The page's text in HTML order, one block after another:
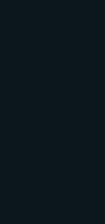
cannotiers quand
sera de huit mille
quart pour cent
frais et non
francs par an
traitement fixe
d’un pour mille
ils seront en